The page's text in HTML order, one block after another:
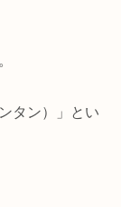
タン）」とい